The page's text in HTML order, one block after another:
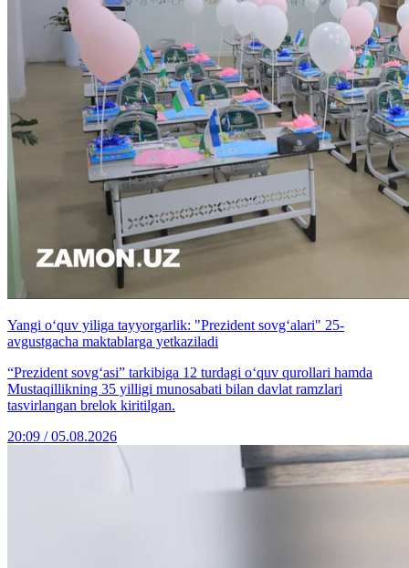
Yangi o‘quv yiliga tayyorgarlik: "Prezident sovg‘alari" 25-
avgustgacha maktablarga yetkaziladi
“Prezident sovg‘asi” tarkibiga 12 turdagi o‘quv qurollari hamda
Mustaqillikning 35 yilligi munosabati bilan davlat ramzlari
tasvirlangan brelok kiritilgan.
20:09 / 05.08.2026